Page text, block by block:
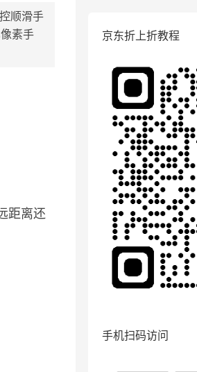
顺滑手
素手
距离还
京东折上折教程
手机扫码访问